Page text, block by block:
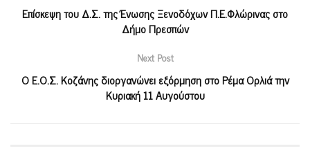
Επίσκεψη του Δ.Σ. της Ένωσης Ξενοδόχων Π.Ε.Φλώρινας στο
Δήμο Πρεσπών
Next Post
Ο Ε.Ο.Σ. Κοζάνης διοργανώνει εξόρμηση στo Ρέμα Ορλιά την
Κυριακή 11 Αυγούστου